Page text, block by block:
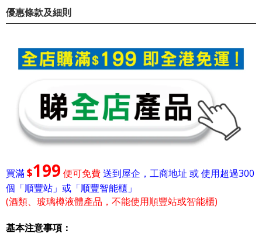
優惠條款及細則
買滿$199 便可免費送到屋企，工商地址 或 使用超過300
個「順豐站」或「順豐智能櫃」
(酒類、玻璃樽液體產品，不能使用順豐站或智能櫃)
基本注意事項：